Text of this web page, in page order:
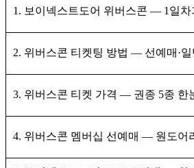
1. 보이넥스트도어 위버스콘 — 1일차
2. 위버스콘 티켓팅 방법 — 선예매·일
3. 위버스콘 티켓 가격 — 권종 5종 한
4. 위버스콘 멤버십 선예매 — 원도어